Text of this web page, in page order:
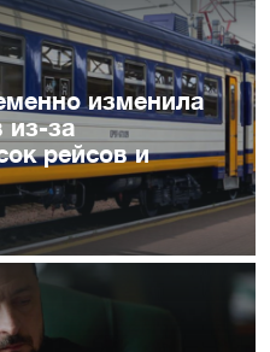
изменила
из-за
рейсов и